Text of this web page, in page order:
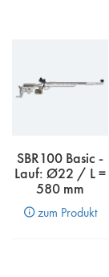
SBR100 Basic -
Lauf: Ø22 / L =
580 mm
zum Produkt